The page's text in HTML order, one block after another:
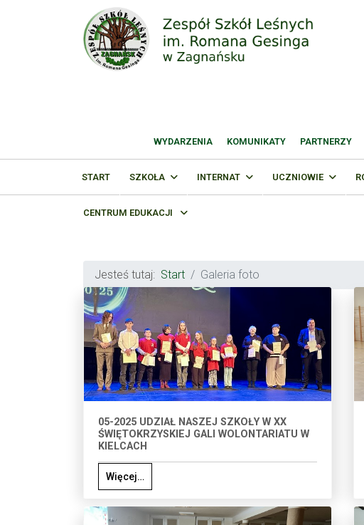
WYDARZENIA KOMUNIKATY PARTNERZY
START SZKOŁA INTERNAT UCZNIOWIE
CENTRUM EDUKACJI
Jesteś tutaj: Start Galeria foto
05-2025 UDZIAŁ NASZEJ SZKOŁY W XX
ŚWIĘTOKRZYSKIEJ GALI WOLONTARIATU W
KIELCACH
Więcej…